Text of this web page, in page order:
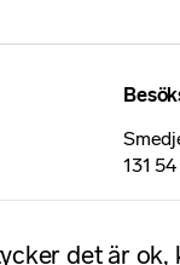
131
det är